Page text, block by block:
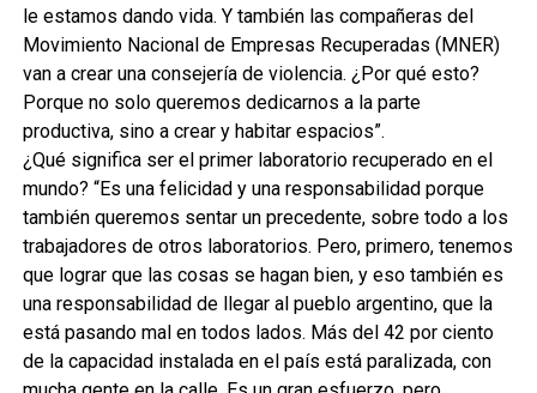
le estamos dando vida. Y también las compañeras del
Movimiento Nacional de Empresas Recuperadas (MNER)
van a crear una consejería de violencia. ¿Por qué esto?
Porque no solo queremos dedicarnos a la parte
productiva, sino a crear y habitar espacios”.
¿Qué significa ser el primer laboratorio recuperado en el
mundo? “Es una felicidad y una responsabilidad porque
también queremos sentar un precedente, sobre todo a los
trabajadores de otros laboratorios. Pero, primero, tenemos
que lograr que las cosas se hagan bien, y eso también es
una responsabilidad de llegar al pueblo argentino, que la
está pasando mal en todos lados. Más del 42 por ciento
de la capacidad instalada en el país está paralizada, con